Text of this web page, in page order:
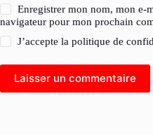
Enregistrer mon nom, mon e-
navigateur pour mon prochain
J’accepte lapolitique de
Laisser un commentaire